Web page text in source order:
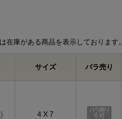
庫がある商品を表示しております。
サイズ バラ売り
4 X 7